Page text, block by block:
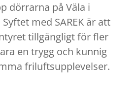
dörrarna på Väla i
med SAREK är att
tillgängligt för fler
en trygg och kunnig
friluftsupplevelser.